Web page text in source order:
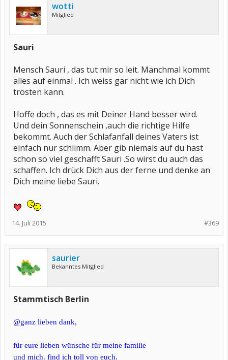
wotti
Mitglied
Sauri
Mensch Sauri , das tut mir so leit. Manchmal kommt
alles auf einmal . Ich weiss gar nicht wie ich Dich
trösten kann.
Hoffe doch , das es mit Deiner Hand besser wird.
Und dein Sonnenschein ,auch die richtige Hilfe
bekommt. Auch der Schlafanfall deines Vaters ist
einfach nur schlimm. Aber gib niemals auf du hast
schon so viel geschafft Sauri .So wirst du auch das
schaffen. Ich drück Dich aus der ferne und denke an
Dich meine liebe Sauri.
#369
14. Juli 2015
saurier
Bekanntes Mitglied
Stammtisch Berlin
@ganz lieben dank,
für eure lieben wünsche für meine familie
und mich. find ich toll von euch.